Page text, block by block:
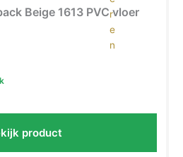
Beige 1613 PVC vloer
product